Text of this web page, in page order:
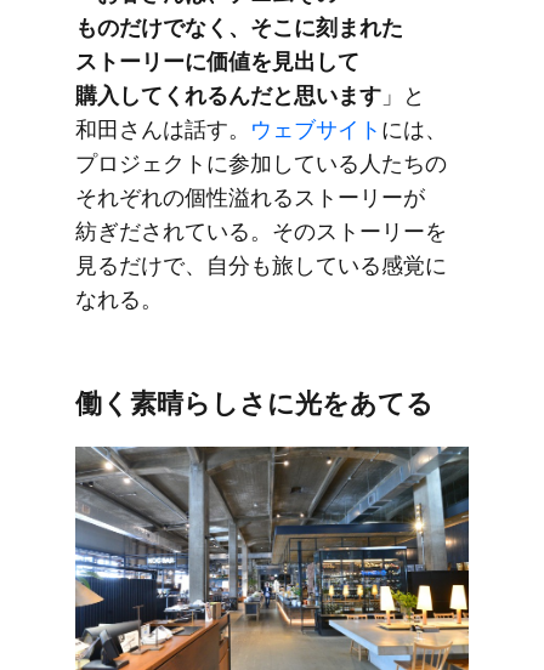
ものだけでなく、​そこに​刻まれた​
ストーリーに​価値を​見出して​
購入してくれるんだと​思います 」と​
和田さんは​話す。 ​ウェブサイト には、​
プロジェクトに​参加している​人たちの​
それぞれの​個性溢れる​ストーリーが​
紡ぎだされている。​その​ストーリーを​
見るだけで、​自分も​旅している​感覚に​
なれる。
働く​素晴らしさに​光を​あてる